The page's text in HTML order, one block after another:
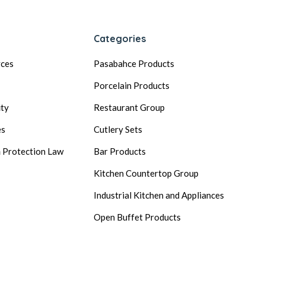
Protection Law
Categories
Pasabahce Products
Porcelain Products
Restaurant Group
Cutlery Sets
Bar Products
Kitchen Countertop Group
Industrial Kitchen and Appliances
Open Buffet Products